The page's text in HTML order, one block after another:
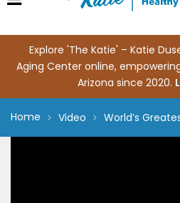
Explore 'The Katie' – Katie
Aging Center online,
Arizona since 2020.
Home Video World’s